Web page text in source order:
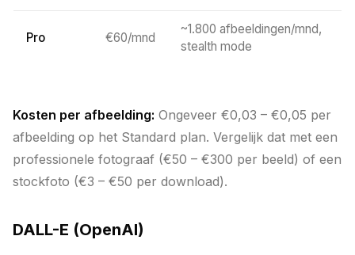
Pro €60/mnd
~1.800 afbeeldingen/mnd,
stealth mode
Kosten per afbeelding: Ongeveer €0,03 – €0,05 per
afbeelding op het Standard plan. Vergelijk dat met een
professionele fotograaf (€50 – €300 per beeld) of een
stockfoto (€3 – €50 per download).
DALL-E (OpenAI)